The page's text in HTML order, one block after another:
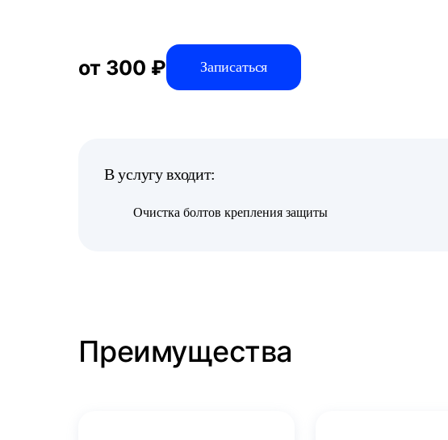
от 300 ₽ Записаться
В услугу входит:
Очистка болтов крепления защиты
Преимущества